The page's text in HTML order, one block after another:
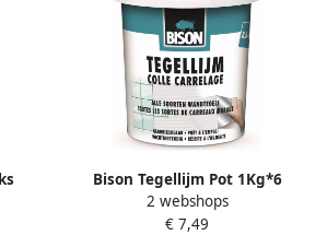
Bison Tegellijm Pot 1Kg*6
Nlfr 1347001
2 webshops
€ 7,49